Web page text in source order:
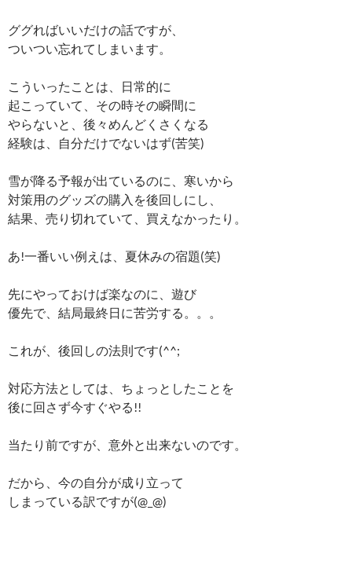
ググればいいだけの話ですが、
ついつい忘れてしまいます。
こういったことは、日常的に
起こっていて、その時その瞬間に
やらないと、後々めんどくさくなる
経験は、自分だけでないはず(苦笑)
雪が降る予報が出ているのに、寒いから
対策用のグッズの購入を後回しにし、
結果、売り切れていて、買えなかったり。
あ!一番いい例えは、夏休みの宿題(笑)
先にやっておけば楽なのに、遊び
優先で、結局最終日に苦労する。。。
これが、後回しの法則です(^^;
対応方法としては、ちょっとしたことを
後に回さず今すぐやる!!
当たり前ですが、意外と出来ないのです。
だから、今の自分が成り立って
しまっている訳ですが(@_@)